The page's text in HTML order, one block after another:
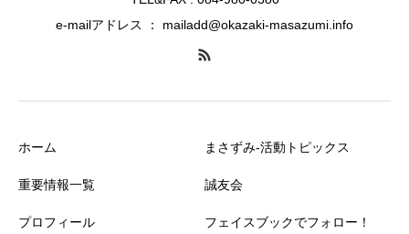
e-mailアドレス ： mailadd@okazaki-masazumi.info
ホーム
重要情報一覧
プロフィール
まさずみ-活動トピックス
誠友会
フェイスブックでフォロー！